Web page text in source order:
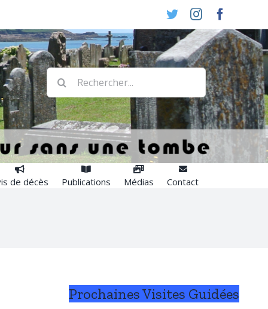
TwitterInstagram
Rechercher:
de décès Publications Médias Contact
Prochaines Visites Guidées